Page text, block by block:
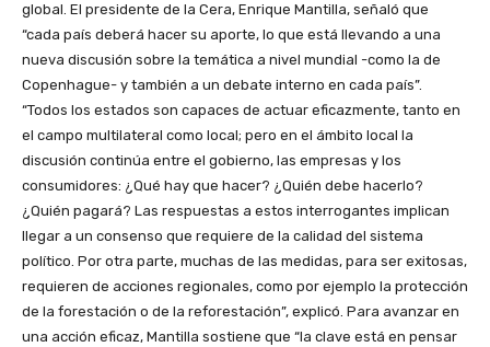
global. El presidente de la Cera, Enrique Mantilla, señaló que
“cada país deberá hacer su aporte, lo que está llevando a una
nueva discusión sobre la temática a nivel mundial -como la de
Copenhague- y también a un debate interno en cada país”.
“Todos los estados son capaces de actuar eficazmente, tanto en
el campo multilateral como local; pero en el ámbito local la
discusión continúa entre el gobierno, las empresas y los
consumidores: ¿Qué hay que hacer? ¿Quién debe hacerlo?
¿Quién pagará? Las respuestas a estos interrogantes implican
llegar a un consenso que requiere de la calidad del sistema
político. Por otra parte, muchas de las medidas, para ser exitosas,
requieren de acciones regionales, como por ejemplo la protección
de la forestación o de la reforestación”, explicó. Para avanzar en
una acción eficaz, Mantilla sostiene que “la clave está en pensar